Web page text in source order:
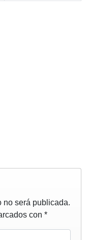
no será publicada.
con *